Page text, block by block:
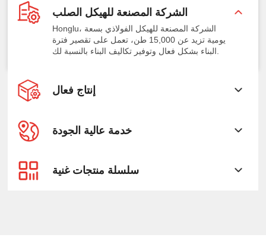
الشركة المصنعة للهيكل الصلب
Honglu، الشركة المصنعة للهيكل الفولاذي بسعة
يومية تزيد عن 15,000 طن، تعمل على تقصير فترة
البناء بشكل فعال وتوفير تكاليف البناء بالنسبة لك.
إنتاج فعال
خدمة عالية الجودة
سلسلة منتجات غنية